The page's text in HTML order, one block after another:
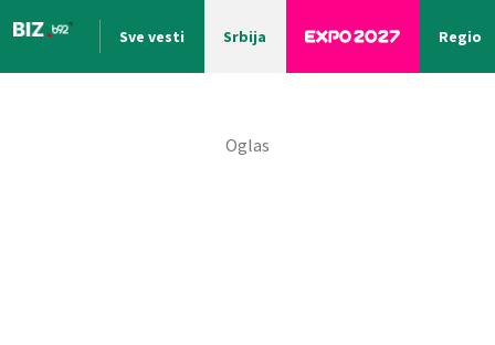
Sve vesti Srbija Region